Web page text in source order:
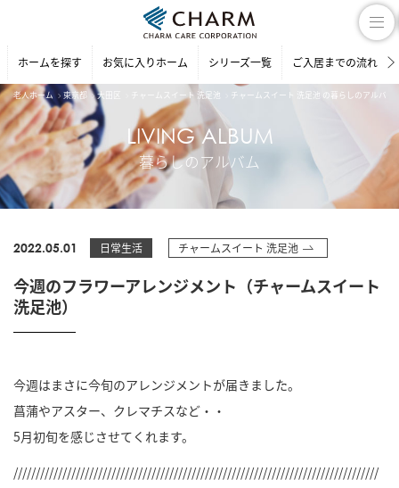
ホームを探す お気に入りホーム シリーズ一覧 ご入居までの流れ
老人ホーム 東京都 大田区 チャームスイート 洗足池 チャームスイート 洗足池 の暮らしのアルバム
LIVING ALBUM
暮らしのアルバム
2022.05.01 日常生活 チャームスイート 洗足池
今週のフラワーアレンジメント（チャームスイート
洗足池）
今週はまさに今旬のアレンジメントが届きました。
菖蒲やアスター、クレマチスなど・・
5月初旬を感じさせてくれます。
//////////////////////////////////////////////////////////////////////////////////